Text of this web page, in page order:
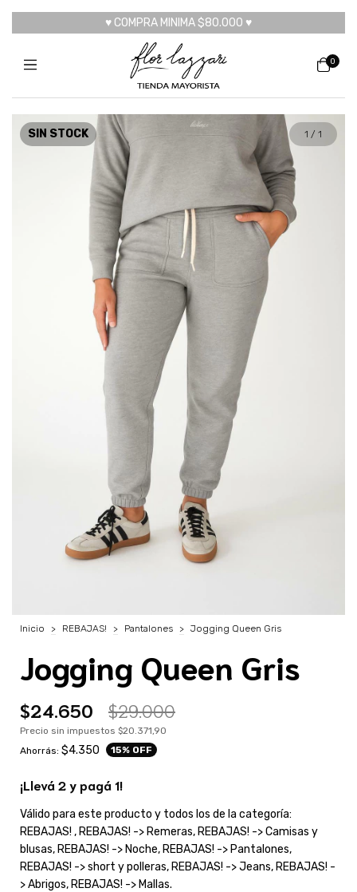
♥ COMPRA MINIMA $80.000 ♥
0
SIN STOCK 1 / 1
Inicio > REBAJAS! > Pantalones > Jogging Queen Gris
Jogging Queen Gris
$24.650 $29.000
Precio sin impuestos $20.371,90
Ahorrás: $4.350 15% OFF
¡Llevá 2 y pagá 1!
Válido para este producto y todos los de la categoría:
REBAJAS! , REBAJAS! -> Remeras, REBAJAS! -> Camisas y
blusas, REBAJAS! -> Noche, REBAJAS! -> Pantalones,
REBAJAS! -> short y polleras, REBAJAS! -> Jeans, REBAJAS! -
> Abrigos, REBAJAS! -> Mallas.